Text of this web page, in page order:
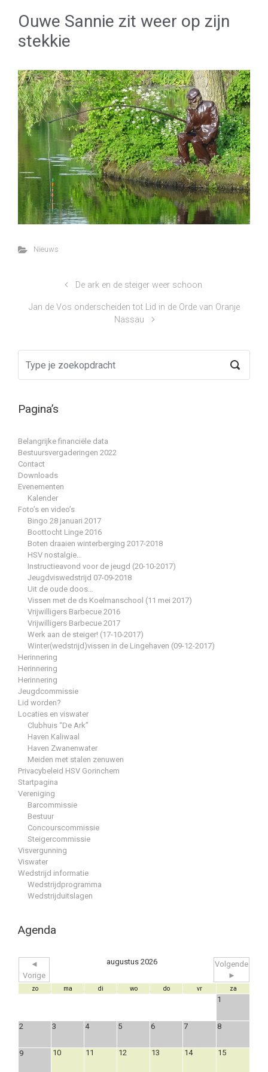
Ouwe Sannie zit weer op zijn
stekkie
Nieuws
De ark en de steiger weer schoon
Jan de Vos onderscheiden tot Lid in de Orde van Oranje
Nassau
Pagina’s
Belangrijke financiële data
Bestuursvergaderingen 2022
Contact
Downloads
Evenementen
Kalender
Foto’s en video’s
Bingo 28 januari 2017
Boottocht Linge 2016
Boten draaien winterberging 2017-2018
HSV nostalgie…
Instructieavond voor de jeugd (20-10-2017)
Jeugdviswedstrijd 07-09-2018
Uit de oude doos…
Vissen met de ds Koelmanschool (11 mei 2017)
Vrijwilligers Barbecue 2016
Vrijwilligers Barbecue 2017
Werk aan de steiger! (17-10-2017)
Winter(wedstrijd)vissen in de Lingehaven (09-12-2017)
Herinnering
Herinnering
Herinnering
Jeugdcommissie
Lid worden?
Locaties en viswater
Clubhuis “De Ark”
Haven Kaliwaal
Haven Zwanenwater
Meiden met stalen zenuwen
Privacybeleid HSV Gorinchem
Startpagina
Vereniging
Barcommissie
Bestuur
Concourscommissie
Steigercommissie
Visvergunning
Viswater
Wedstrijd informatie
Wedstrijdprogramma
Wedstrijduitslagen
Agenda
◄
Vorige
augustus 2026
Volgende
►
zo ma di wo do vr za
1
2 3 4 5 6 7 8
9 10 11 12 13 14 15